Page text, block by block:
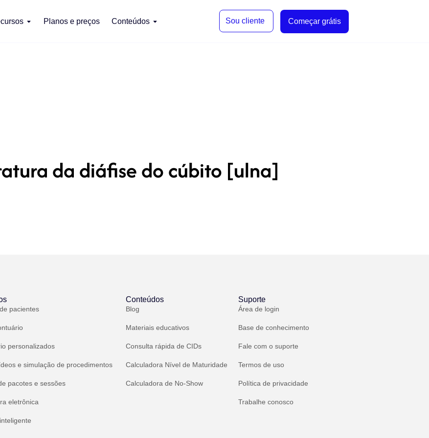
Planos e preços Conteúdos Sou cliente Começar grátis
da diáfise do cúbito [ulna]
pacientes
personalizados
e simulação de procedimentos
pacotes e sessões
eletrônica
Conteúdos
Blog
Materiais educativos
Consulta rápida de CIDs
Calculadora Nível de Maturidade
Calculadora de No-Show
Suporte
Área de login
Base de conhecimento
Fale com o suporte
Termos de uso
Política de privacidade
Trabalhe conosco